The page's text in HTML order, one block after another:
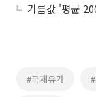
기름값 '평균
#국제유가